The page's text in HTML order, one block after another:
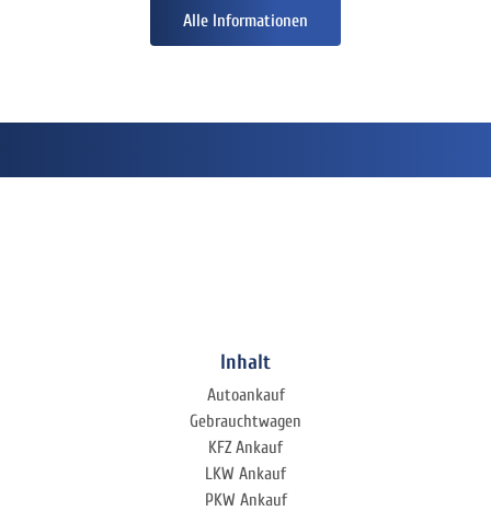
Alle Informationen
Inhalt
Autoankauf
Gebrauchtwagen
KFZ Ankauf
LKW Ankauf
PKW Ankauf